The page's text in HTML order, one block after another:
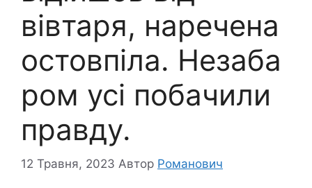
вівтаря, наречена
остовпіла. Незаба
ром усі побачили
правду.
12 Травня, 2023 Автор Романович